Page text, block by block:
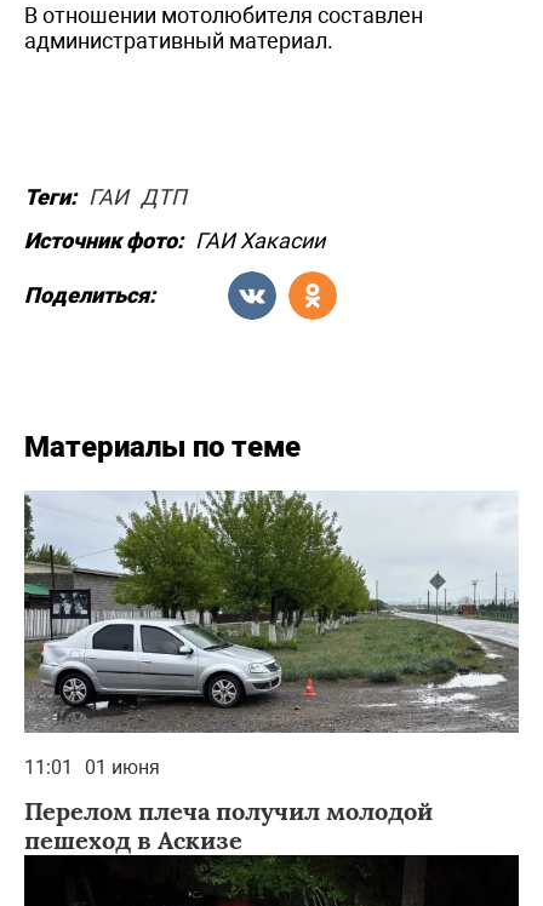
В отношении мотолюбителя составлен
административный материал.
Теги: ГАИ ДТП
Источник фото: ГАИ Хакасии
Поделиться:
Материалы по теме
11:01 01 июня
Перелом плеча получил молодой
пешеход в Аскизе